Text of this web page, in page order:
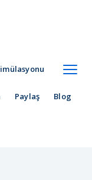
Paylaş Blog